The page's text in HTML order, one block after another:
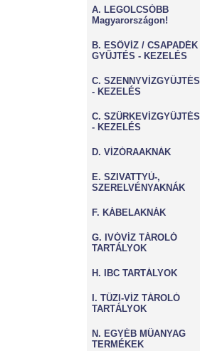
A. LEGOLCSÓBB
Magyarországon!
B. ESŐVÍZ / CSAPADÉK
GYŰJTÉS - KEZELÉS
C. SZENNYVÍZGYŰJTÉS
- KEZELÉS
C. SZÜRKEVÍZGYŰJTÉS
- KEZELÉS
D. VÍZÓRAAKNÁK
E. SZIVATTYÚ-,
SZERELVÉNYAKNÁK
F. KÁBELAKNÁK
G. IVÓVÍZ TÁROLÓ
TARTÁLYOK
H. IBC TARTÁLYOK
I. TŰZI-VÍZ TÁROLÓ
TARTÁLYOK
N. EGYÉB MŰANYAG
TERMÉKEK